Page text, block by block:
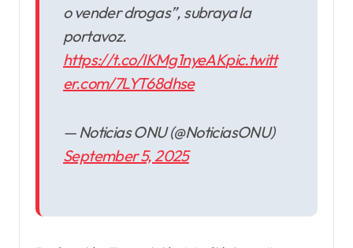
o vender drogas”, subraya la
portavoz.
https://t.co/IKMg1nyeAKpic.twitt
er.com/7LYT68dhse
— Noticias ONU (@NoticiasONU)
September 5, 2025